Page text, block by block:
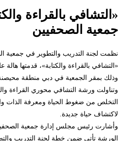
بالقراءة
الصحفيين
لجنة التدريب والتطوير في جمعية
بالقراءة والكتابة»، قدمتها هالة
بمقر الجمعية في دبي منطقة محيصنة 2.
ورشة التشافي محوري القراءة
من ضغوط الحياة ومعرفة الذات
حياة جديدة.
رئيس مجلس إدارة جمعية الصحفيين،
تأتي ضمن خطة لجنة التدريب